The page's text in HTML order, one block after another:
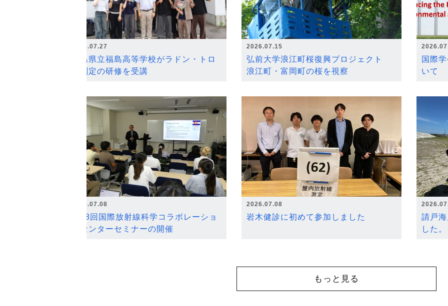
2026.07.27
福島県立福島高等学校がラドン・トロ
ン測定の研修を受講
2026.07.15
弘前大学浪江町桜復興プロジェクト
浪江町・富岡町の桜を視察
国際
いて
2026.07.08
第18回国際放射線科学コラボレーショ
ンセンターセミナーの開催
2026.07.08
岩木健診に初めて参加しました
請戸
した。
もっと見る